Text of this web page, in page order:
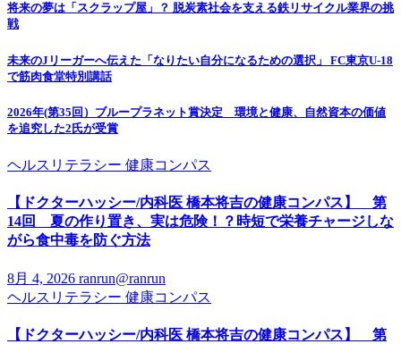
将来の夢は「スクラップ屋」？ 脱炭素社会を支える鉄リサイクル業界の挑
戦
未来のJリーガーへ伝えた「なりたい自分になるための選択」 FC東京U-18
で筋肉食堂特別講話
2026年(第35回）ブループラネット賞決定 環境と健康、自然資本の価値
を追究した2氏が受賞
ヘルスリテラシー 健康コンパス
【ドクターハッシー/内科医 橋本将吉の健康コンパス】 第
14回 夏の作り置き、実は危険！？時短で栄養チャージしな
がら食中毒を防ぐ方法
8月 4, 2026 ranrun@ranrun
ヘルスリテラシー 健康コンパス
【ドクターハッシー/内科医 橋本将吉の健康コンパス】 第